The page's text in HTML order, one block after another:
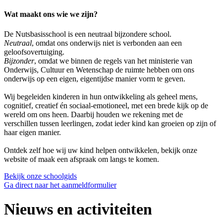
Wat maakt ons wie we zijn?
De Nutsbasisschool is een neutraal bijzondere school.
Neutraal, omdat ons onderwijs niet is verbonden aan een
geloofsovertuiging.
Bijzonder, omdat we binnen de regels van het ministerie van
Onderwijs, Cultuur en Wetenschap de ruimte hebben om ons
onderwijs op een eigen, eigentijdse manier vorm te geven.
Wij begeleiden kinderen in hun ontwikkeling als geheel mens,
cognitief, creatief én sociaal-emotioneel, met een brede kijk op de
wereld om ons heen. Daarbij houden we rekening met de
verschillen tussen leerlingen, zodat ieder kind kan groeien op zijn of
haar eigen manier.
Ontdek zelf hoe wij uw kind helpen ontwikkelen, bekijk onze
website of maak een afspraak om langs te komen.
Bekijk onze schoolgids
Ga direct naar het aanmeldformulier
Nieuws en activiteiten